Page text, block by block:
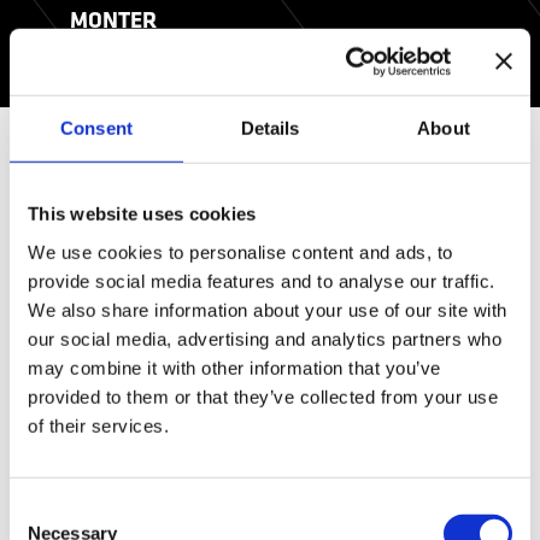
Consent Details About
This website uses cookies
We use cookies to personalise content and ads, to
provide social media features and to analyse our traffic.
We also share information about your use of our site with
our social media, advertising and analytics partners who
may combine it with other information that you’ve
provided to them or that they’ve collected from your use
of their services.
Necessary
MONTER
PRACA W CHARAKTERZE
MONTERA
Praca w charakterze operatora przemysłowego
wymaga umiejętności korzystania z różnych
narzędzi i maszyn oraz znajomości przepływu
produkcji. Będziesz musiał spełnić szereg
wymogów, aby pracować w fabryce i zapewnić